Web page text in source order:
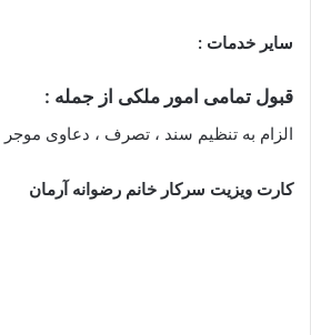
سایر خدمات :
قبول تمامی امور ملکی از جمله :
الزام به تنظیم سند ، تصرف ، دعاوی
کارت ویزیت سرکار خانم رضوانه آرمان